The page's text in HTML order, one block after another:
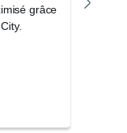
grâce